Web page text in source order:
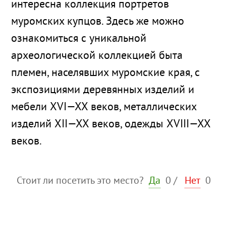
интересна коллекция портретов
муромских купцов. Здесь же можно
ознакомиться с уникальной
археологической коллекцией быта
племен, населявших муромские края, с
экспозициями деревянных изделий и
мебели XVI—XX веков, металлических
изделий XII—XX веков, одежды XVIII—XX
веков.
Стоит ли посетить это место? Да 0 / Нет 0